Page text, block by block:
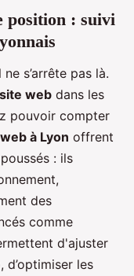
position : suivi
s’arrête pas là.
site web dans les
pouvoir compter
à Lyon offrent
: ils
des
comme
d'ajuster
, d’optimiser les